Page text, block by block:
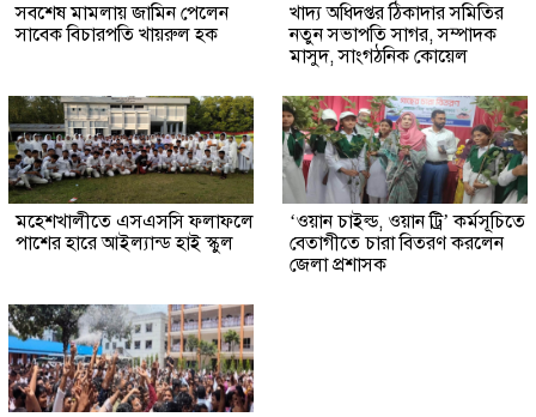
সবশেষ মামলায় জামিন পেলেন
সাবেক বিচারপতি খায়রুল হক
খাদ্য অধিদপ্তর ঠিকাদার সমিতির
নতুন সভাপতি সাগর, সম্পাদক
মাসুদ, সাংগঠনিক কোয়েল
মহেশখালীতে এসএসসি ফলাফলে
পাশের হারে আইল্যান্ড হাই স্কুল
‘ওয়ান চাইল্ড, ওয়ান ট্রি’ কর্মসূচিতে
বেতাগীতে চারা বিতরণ করলেন
জেলা প্রশাসক